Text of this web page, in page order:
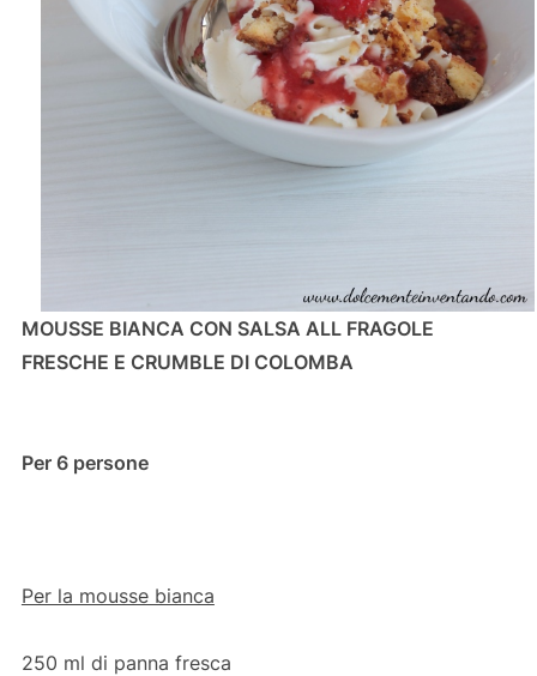
MOUSSE BIANCA CON SALSA ALL FRAGOLE
FRESCHE E CRUMBLE DI COLOMBA
Per 6 persone
Per la mousse bianca
250 ml di panna fresca